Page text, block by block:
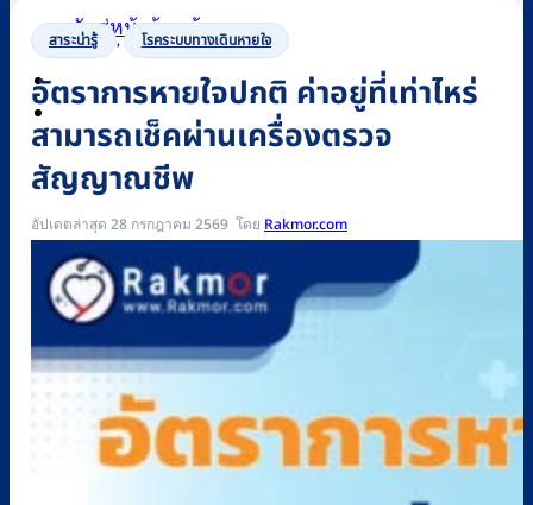
กลับสู่หน้าร้านค้า
0
สาระน่ารู้ , โรคระบบทางเดินหายใจ
อัตราการหายใจปกติ ค่าอยู่ที่เท่าไหร่
สามารถเช็คผ่านเครื่องตรวจ
สัญญาณชีพ
อัปเดตล่าสุด 28 กรกฎาคม 2569 Rakmor.com